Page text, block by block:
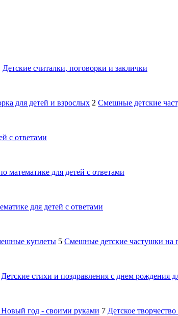
Детские считалки, поговорки и заклички
для детей и взрослых 2 Смешные детские
с ответами
математике для детей с ответами
для детей с ответами
куплеты 5 Смешные детские частушки на
Детские стихи и поздравления с днем рождения
Новый год - своими руками 7 Детское